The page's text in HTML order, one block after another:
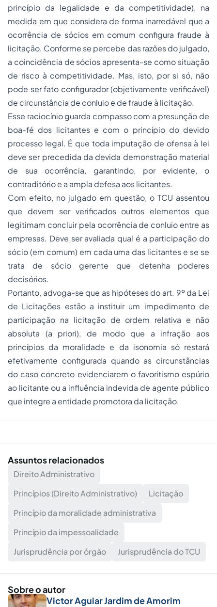
princípio da legalidade e da competitividade), na
medida em que considera de forma inarredável que a
ocorrência de sócios em comum configura fraude à
licitação. Conforme se percebe das razões do julgado,
a coincidência de sócios apresenta-se como situação
de risco à competitividade. Mas, isto, por si só, não
pode ser fato configurador (objetivamente verificável)
de circunstância de conluio e de fraude à licitação.
Esse raciocínio guarda compasso com a presunção de
boa-fé dos licitantes e com o princípio do devido
processo legal. É que toda imputação de ofensa à lei
deve ser precedida da devida demonstração material
de sua ocorrência, garantindo, por evidente, o
contraditório e a ampla defesa aos licitantes.
Com efeito, no julgado em questão, o TCU assentou
que devem ser verificados outros elementos que
legitimam concluir pela ocorrência de conluio entre as
empresas. Deve ser avaliada qual é a participação do
sócio (em comum) em cada uma das licitantes e se se
trata de sócio gerente que detenha poderes
decisórios.
Portanto, advoga-se que as hipóteses do art. 9º da Lei
de Licitações estão a instituir um impedimento de
participação na licitação de ordem relativa e não
absoluta (a priori), de modo que a infração aos
princípios da moralidade e da isonomia só restará
efetivamente configurada quando as circunstâncias
do caso concreto evidenciarem o favoritismo espúrio
ao licitante ou a influência indevida de agente público
que integre a entidade promotora da licitação.
Assuntos relacionados
Direito Administrativo
Princípios (Direito Administrativo)
Licitação
Princípio da moralidade administrativa
Princípio da impessoalidade
Jurisprudência por órgão
Jurisprudência do TCU
Sobre o autor
Victor Aguiar Jardim de Amorim